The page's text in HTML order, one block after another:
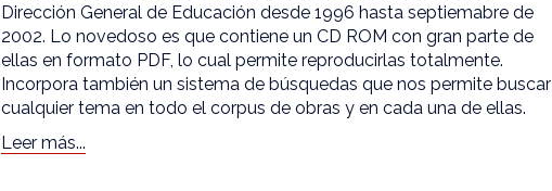
Dirección General de Educación desde 1996 hasta septiemabre de
2002. Lo novedoso es que contiene un CD ROM con gran parte de
ellas en formato PDF, lo cual permite reproducirlas totalmente.
Incorpora también un sistema de búsquedas que nos permite buscar
cualquier tema en todo el corpus de obras y en cada una de ellas.
Leer más...